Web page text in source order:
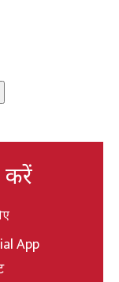
करें
App